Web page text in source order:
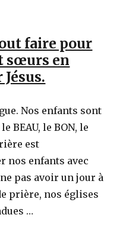
faire pour
sœurs en
Nos enfants sont
BEAU, le BON, le
est
nos enfants avec
pas avoir un jour à
prière, nos églises
…